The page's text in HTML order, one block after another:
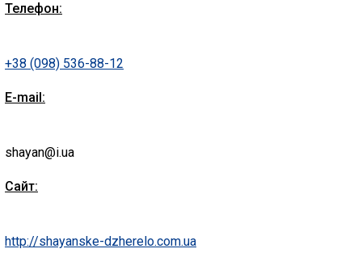
Телефон:
+38 (098) 536-88-12
E-mail:
shayan@i.ua
Сайт:
http://shayanske-dzherelo.com.ua